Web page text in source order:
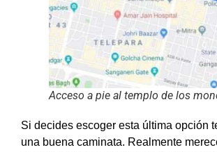
Acceso a pie al templo de los
Si decides escoger esta última opción
una buena caminata. Realmente